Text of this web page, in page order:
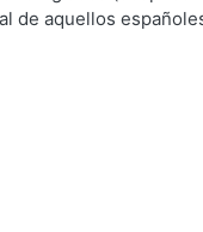
de aquellos